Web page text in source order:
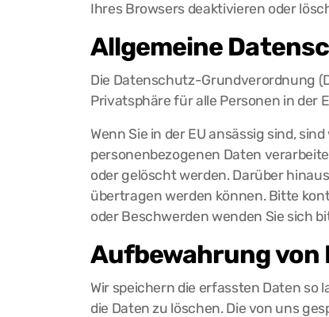
Ihres Browsers deaktivieren oder
Allgemeine
Die Datenschutz-Grundverordnung
Privatsphäre für alle Personen in der
Wenn Sie in der EU ansässig sind,
personenbezogenen Daten
oder gelöscht werden. Darüber
übertragen werden können. Bitte
oder Beschwerden wenden Sie sich
Aufbewahrung von
Wir speichern die erfassten Daten so
die Daten zu löschen. Die von uns